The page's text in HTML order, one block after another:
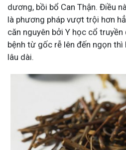
dương, bồi bổ Can Thận. Điều
là phương pháp vượt trội hơn
căn nguyên bởi Y học cổ
bệnh từ gốc rễ lên đến ngọn
lâu dài.